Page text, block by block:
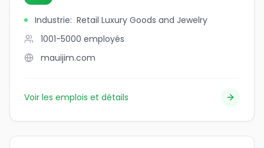
Industrie: Retail Luxury Goods and Jewelry
1001-5000 employés
mauijim.com
Voir les emplois et détails